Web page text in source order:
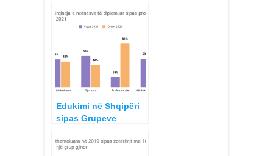
Edukimi në Shqipëri
sipas Grupeve
2018 – 2021